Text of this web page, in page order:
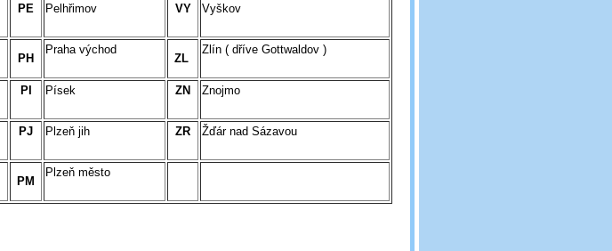
PE Pelhřimov VY Vyškov
PH
Praha východ
ZL
Zlín ( dříve Gottwaldov )
PI Písek ZN Znojmo
PJ Plzeň jih ZR Žďár nad Sázavou
PM
Plzeň město